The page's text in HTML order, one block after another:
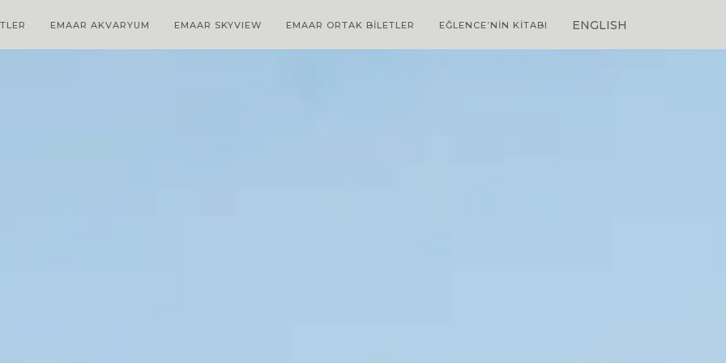
EMAAR AKVARYUM EMAAR SKYVIEW EMAAR ORTAK BILETLER EĞLENCE’NIN KITABI ENGLISH